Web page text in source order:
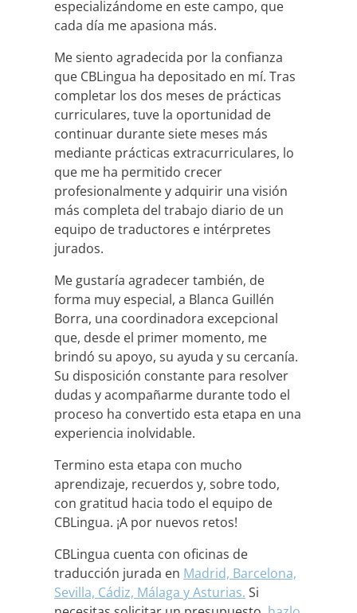
especializándome en este campo, que
cada día me apasiona más.
Me siento agradecida por la confianza
que CBLingua ha depositado en mí. Tras
completar los dos meses de prácticas
curriculares, tuve la oportunidad de
continuar durante siete meses más
mediante prácticas extracurriculares, lo
que me ha permitido crecer
profesionalmente y adquirir una visión
más completa del trabajo diario de un
equipo de traductores e intérpretes
jurados.
Me gustaría agradecer también, de
forma muy especial, a Blanca Guillén
Borra, una coordinadora excepcional
que, desde el primer momento, me
brindó su apoyo, su ayuda y su cercanía.
Su disposición constante para resolver
dudas y acompañarme durante todo el
proceso ha convertido esta etapa en una
experiencia inolvidable.
Termino esta etapa con mucho
aprendizaje, recuerdos y, sobre todo,
con gratitud hacia todo el equipo de
CBLingua. ¡A por nuevos retos!
CBLingua cuenta con oficinas de
traducción jurada en Madrid, Barcelona,
Sevilla, Cádiz, Málaga yAsturias. Si